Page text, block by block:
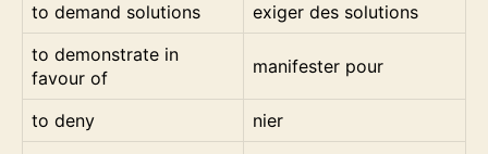
to demand solutions
exiger des solutions
to demonstrate in
favour of
manifester pour
to deny
nier